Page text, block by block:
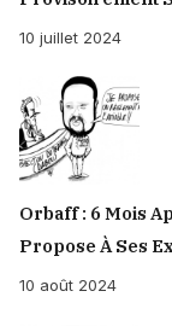
10 juillet 2024
Orbaff : 6 Mois
Propose À Ses
10 août 2024